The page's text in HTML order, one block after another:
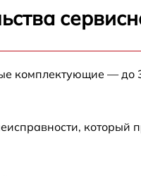
комплектующие — до